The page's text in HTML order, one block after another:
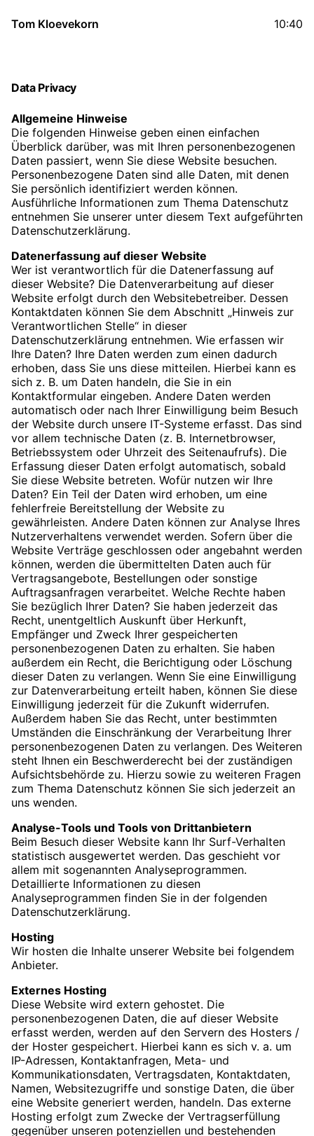
Tom Kloevekorn 10:40
Data Privacy
Allgemeine Hinweise
Die folgenden Hinweise geben einen einfachen
Überblick darüber, was mit Ihren personenbezogenen
Daten passiert, wenn Sie diese Website besuchen.
Personenbezogene Daten sind alle Daten, mit denen
Sie persönlich identifiziert werden können.
Ausführliche Informationen zum Thema Datenschutz
entnehmen Sie unserer unter diesem Text aufgeführten
Datenschutzerklärung.
Datenerfassung auf dieser Website
Wer ist verantwortlich für die Datenerfassung auf
dieser Website? Die Datenverarbeitung auf dieser
Website erfolgt durch den Websitebetreiber. Dessen
Kontaktdaten können Sie dem Abschnitt „Hinweis zur
Verantwortlichen Stelle“ in dieser
Datenschutzerklärung entnehmen. Wie erfassen wir
Ihre Daten? Ihre Daten werden zum einen dadurch
erhoben, dass Sie uns diese mitteilen. Hierbei kann es
sich z. B. um Daten handeln, die Sie in ein
Kontaktformular eingeben. Andere Daten werden
automatisch oder nach Ihrer Einwilligung beim Besuch
der Website durch unsere IT-Systeme erfasst. Das sind
vor allem technische Daten (z. B. Internetbrowser,
Betriebssystem oder Uhrzeit des Seitenaufrufs). Die
Erfassung dieser Daten erfolgt automatisch, sobald
Sie diese Website betreten. Wofür nutzen wir Ihre
Daten? Ein Teil der Daten wird erhoben, um eine
fehlerfreie Bereitstellung der Website zu
gewährleisten. Andere Daten können zur Analyse Ihres
Nutzerverhaltens verwendet werden. Sofern über die
Website Verträge geschlossen oder angebahnt werden
können, werden die übermittelten Daten auch für
Vertragsangebote, Bestellungen oder sonstige
Auftragsanfragen verarbeitet. Welche Rechte haben
Sie bezüglich Ihrer Daten? Sie haben jederzeit das
Recht, unentgeltlich Auskunft über Herkunft,
Empfänger und Zweck Ihrer gespeicherten
personenbezogenen Daten zu erhalten. Sie haben
außerdem ein Recht, die Berichtigung oder Löschung
dieser Daten zu verlangen. Wenn Sie eine Einwilligung
zur Datenverarbeitung erteilt haben, können Sie diese
Einwilligung jederzeit für die Zukunft widerrufen.
Außerdem haben Sie das Recht, unter bestimmten
Umständen die Einschränkung der Verarbeitung Ihrer
personenbezogenen Daten zu verlangen. Des Weiteren
steht Ihnen ein Beschwerderecht bei der zuständigen
Aufsichtsbehörde zu. Hierzu sowie zu weiteren Fragen
zum Thema Datenschutz können Sie sich jederzeit an
uns wenden.
Analyse-Tools und Tools von Dritt­anbietern
Beim Besuch dieser Website kann Ihr Surf-Verhalten
statistisch ausgewertet werden. Das geschieht vor
allem mit sogenannten Analyseprogrammen.
Detaillierte Informationen zu diesen
Analyseprogrammen finden Sie in der folgenden
Datenschutzerklärung.
Hosting
Wir hosten die Inhalte unserer Website bei folgendem
Anbieter.
Externes Hosting
Diese Website wird extern gehostet. Die
personenbezogenen Daten, die auf dieser Website
erfasst werden, werden auf den Servern des Hosters /
der Hoster gespeichert. Hierbei kann es sich v. a. um
IP-Adressen, Kontaktanfragen, Meta- und
Kommunikationsdaten, Vertragsdaten, Kontaktdaten,
Namen, Websitezugriffe und sonstige Daten, die über
eine Website generiert werden, handeln. Das externe
Hosting erfolgt zum Zwecke der Vertragserfüllung
gegenüber unseren potenziellen und bestehenden